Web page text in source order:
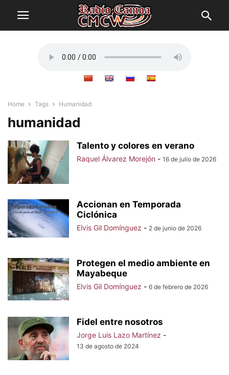
Home Tags Humanidad
humanidad
Talento y colores en verano
Raquel Álvarez Morejón - 16 de julio de 2026
Accionan en Temporada
Ciclónica
Elvis Gil Domínguez - 2 de junio de 2026
Protegen el medio ambiente en
Mayabeque
Elvis Gil Domínguez - 6 de febrero de 2026
Fidel entre nosotros
Jorge Luis Lazo Martínez -
13 de agosto de 2024